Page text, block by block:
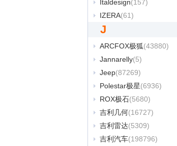
Italdesign(157)
IZERA(61)
J
ARCFOX极狐(43880)
Jannarelly(5)
Jeep(87269)
Polestar极星(6936)
ROX极石(5680)
吉利几何(16727)
吉利雷达(5309)
吉利汽车(198796)